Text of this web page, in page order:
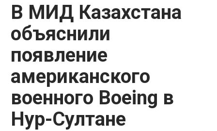
В МИД Казахстана
объяснили
появление
американского
военного Boeing в
Нур-Султане